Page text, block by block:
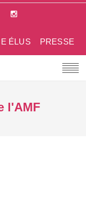
PRESSE
ÉLUS
l'AMF